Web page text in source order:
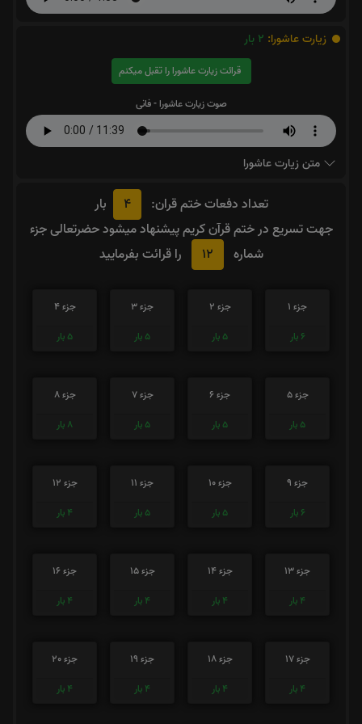
زیارت عاشورا: 2 بار
قرائت زیارت عاشورا را تقبل میکنم
صوت زیارت عاشورا - فانی
متن زیارت عاشورا
تعداد دفعات ختم قران: 4
بار
جهت تسریع در ختم قرآن کریم پیشنهاد میشود حضرتعالی جزء
شماره
12 را قرائت بفرمایید
جزء 1
6 بار
جزء 2
5 بار
جزء 3
5 بار
جزء 4
5 بار
جزء 5
5 بار
جزء 6
5 بار
جزء 7
5 بار
جزء 8
8 بار
جزء 9
6 بار
جزء 10
5 بار
جزء 11
5 بار
جزء 12
4 بار
جزء 13
4 بار
جزء 14
4 بار
جزء 15
4 بار
جزء 16
4 بار
جزء 17
4 بار
جزء 18
4 بار
جزء 19
4 بار
جزء 20
4 بار